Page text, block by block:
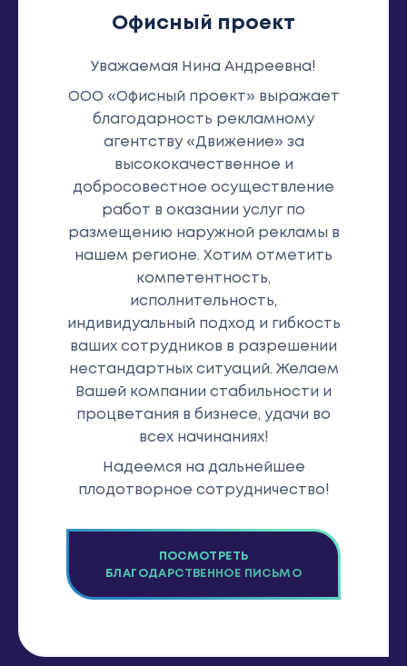
Офисный проект
Уважаемая Нина Андреевна!
ООО «Офисный проект» выражает
благодарность рекламному
агентству «Движение» за
высококачественное и
добросовестное осуществление
работ в оказании услуг по
размещению наружной рекламы в
нашем регионе. Хотим отметить
компетентность,
исполнительность,
индивидуальный подход и гибкость
ваших сотрудников в разрешении
нестандартных ситуаций. Желаем
Вашей компании стабильности и
процветания в бизнесе, удачи во
всех начинаниях!
Надеемся на дальнейшее
плодотворное сотрудничество!
ПОСМОТРЕТЬ
БЛАГОДАРСТВЕННОЕ ПИСЬМО